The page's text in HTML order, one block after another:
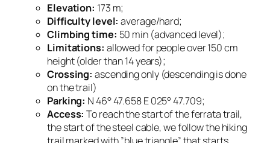
Elevation: 173 m;
Difficulty level: average/hard;
Climbing time: 50 min (advanced level);
Limitations: allowed for people over 150 cm
height (older than 14 years);
Crossing: ascending only (descending is done
on the trail)
Parking: N 46° 47.658 E 025° 47.709;
Access: To reach the start of the ferrata trail,
the start of the steel cable, we follow the hiking